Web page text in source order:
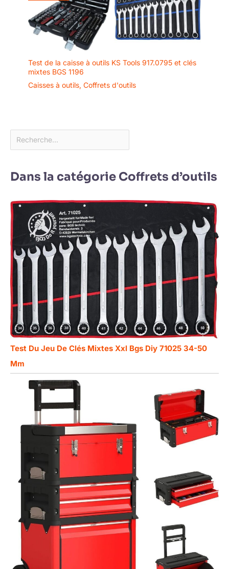
Test de la caisse à outils KS Tools 917.0795 et clés
mixtes BGS 1196
Caisses à outils, Coffrets d'outils
Dans la catégorie Coffrets d’outils
Test Du Jeu De Clés Mixtes Xxl Bgs Diy 71025 34-50
Mm